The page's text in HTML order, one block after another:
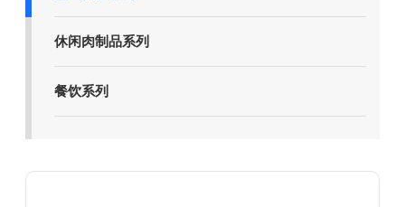
休闲肉制品系列
餐饮系列